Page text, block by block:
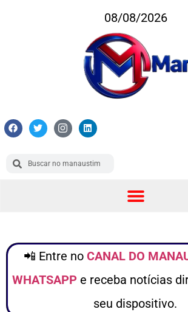
08/08/2026
📲 Entre no CANAL DO
WHATSAPP e receba notícias
seu dispositivo.